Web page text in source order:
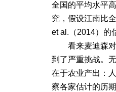
全国的平均水平
究，假设江南比
et al.（2014）的
看来麦迪森对
到了严重挑战。
在于农业产出：
察各家估计的历